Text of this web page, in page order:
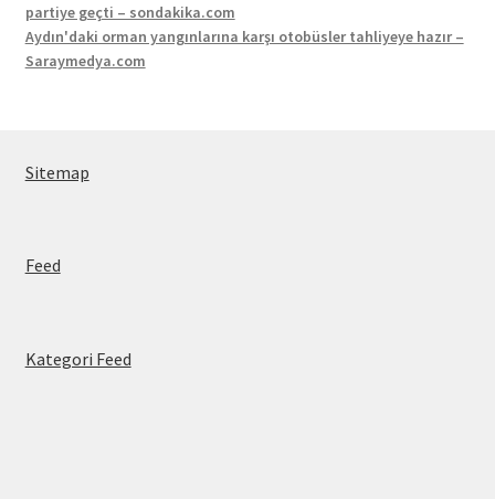
partiye geçti – sondakika.com
Aydın'daki orman yangınlarına karşı otobüsler tahliyeye hazır –
Saraymedya.com
Sitemap
Feed
Kategori Feed